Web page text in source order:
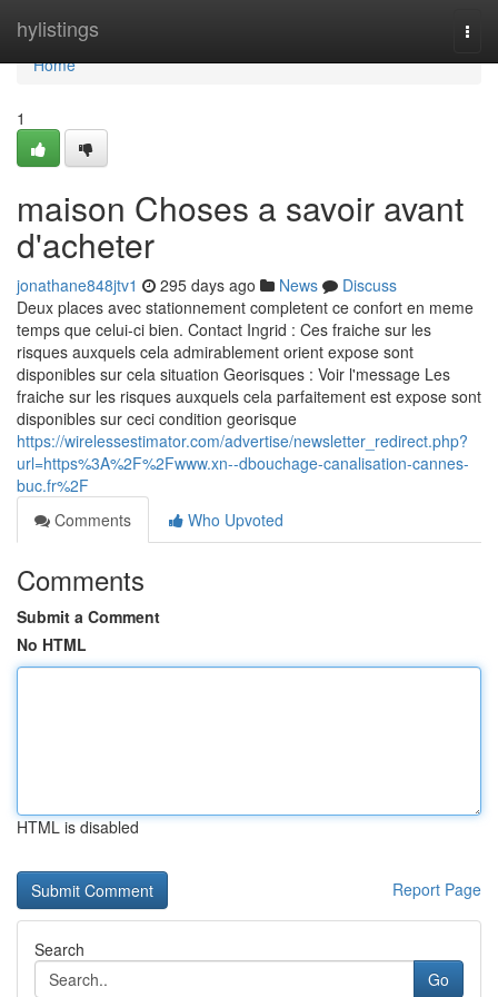
hylistings
Home
Home
1
maison Choses a savoir avant
d'acheter
jonathane848jtv1 295 days ago News
Discuss
Deux places avec stationnement completent ce confort en meme
temps que celui-ci bien. Contact Ingrid : Ces fraiche sur les
risques auxquels cela admirablement orient expose sont
disponibles sur cela situation Georisques : Voir l'message Les
fraiche sur les risques auxquels cela parfaitement est expose sont
disponibles sur ceci condition georisque
https://wirelessestimator.com/advertise/newsletter_redirect.php?
url=https%3A%2F%2Fwww.xn--dbouchage-canalisation-cannes-
buc.fr%2F
Comments
Who Upvoted
Comments
Submit a Comment
No HTML
HTML is disabled
Report Page
Search
Go